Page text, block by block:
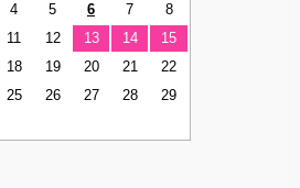
4 5 6 7
8
11 12 13 14
15
18 19 20 21
22
25 26 27 28
29